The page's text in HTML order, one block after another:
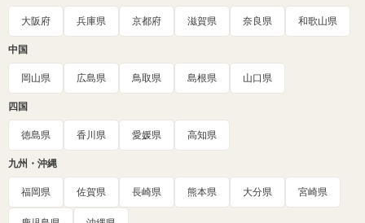
大阪府 兵庫県 京都府 滋賀県 奈良県 和歌山県
中国
岡山県 広島県 鳥取県 島根県 山口県
四国
徳島県 香川県 愛媛県 高知県
九州・沖縄
福岡県 佐賀県 長崎県 熊本県 大分県 宮崎県